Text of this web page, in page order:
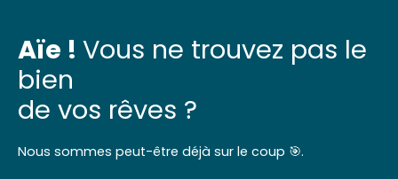
Aïe ! Vous ne trouvez pas le
bien
de vos rêves ?
Nous sommes peut-être déjà sur le coup 🎯.